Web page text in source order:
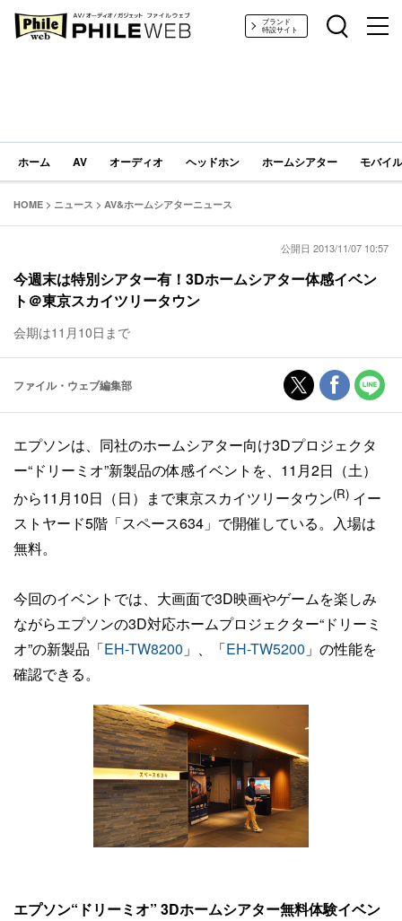
PHILE WEB｜AV/オーディオ/ガジェットブランド
特設サイト
ホーム AV オーディオ ヘッドホン ホームシアター モバイ
HOME > ニュース > AV&ホームシアターニュース
公開日 2013/11/07 10:57
今週末は特別シアター有！3Dホームシアター体感イベン
ト＠東京スカイツリータウン
会期は11月10日まで
ファイル・ウェブ編集部
エプソンは、同社のホームシアター向け3Dプロジェクタ
ー“ドリーミオ”新製品の体感イベントを、11月2日（土）
から11月10日（日）まで東京スカイツリータウン(R) イー
ストヤード5階「スペース634」で開催している。入場は
無料。
今回のイベントでは、大画面で3D映画やゲームを楽しみ
ながらエプソンの3D対応ホームプロジェクター“ドリーミ
オ”の新製品「EH-TW8200 」、「EH-TW5200 」の性能を
確認できる。
エプソン“ドリーミオ” 3Dホームシアター無料体験イベン